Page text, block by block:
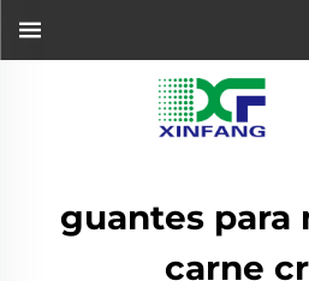
guantes para
carne